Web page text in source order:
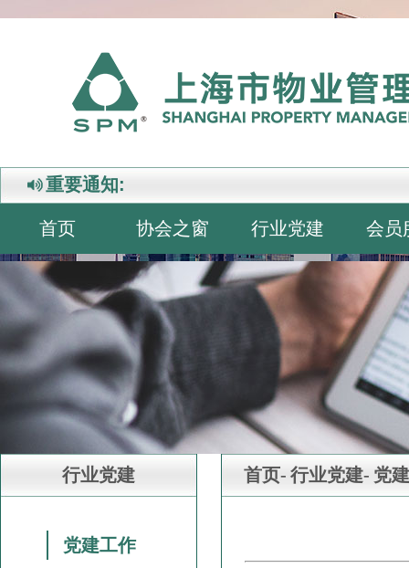
重要通知:
首页 协会之窗 行业党建 会员
行业党建
党建工作
首页- 行业党建- 党